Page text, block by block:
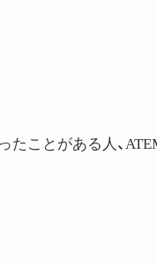
たことがある人、